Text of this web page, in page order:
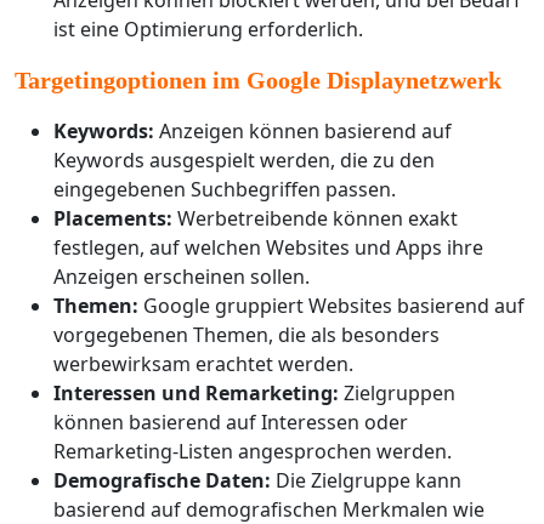
ist eine Optimierung erforderlich.
Targetingoptionen im Google Displaynetzwerk
Keywords: Anzeigen können basierend auf
Keywords ausgespielt werden, die zu den
eingegebenen Suchbegriffen passen.
Placements: Werbetreibende können exakt
festlegen, auf welchen Websites und Apps ihre
Anzeigen erscheinen sollen.
Themen: Google gruppiert Websites basierend auf
vorgegebenen Themen, die als besonders
werbewirksam erachtet werden.
Interessen und Remarketing: Zielgruppen
können basierend auf Interessen oder
Remarketing-Listen angesprochen werden.
Demografische Daten: Die Zielgruppe kann
basierend auf demografischen Merkmalen wie